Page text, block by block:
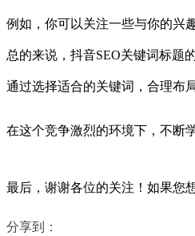
例如，你可以关注一些与你的兴
总的来说，抖音SEO关键词标题
通过选择适合的关键词，合理布
在这个竞争激烈的环境下，不断
最后，谢谢各位的关注！如果您
分享到：